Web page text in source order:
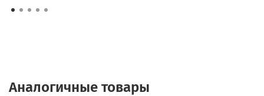
Аналогичные товары